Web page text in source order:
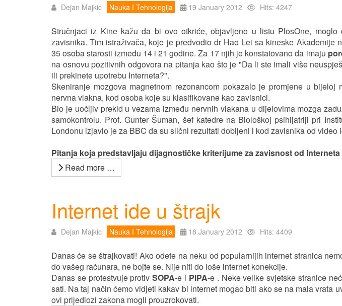
Dejan Majkic Nauka I Tehnologija 19 January 2012 Hits: 4247
Stručnjaci iz Kine kažu da bi ovo otkriće, objavljeno u listu PlosOne,
zavisnika. Tim istraživača, koje je predvodio dr Hao Lei sa kineske Akademije
35 osoba starosti između 14 i 21 godine. Za 17 njih je konstatovano da imaju
na osnovu pozitivnih odgovora na pitanja kao što je "Da li ste imali više
ili prekinete upotrebu Interneta?".
Skeniranje mozgova magnetnom rezonancom pokazalo je promjene u
nervna vlakna, kod osoba koje su klasifikovane kao zavisnici.
Bio je uočljiv prekid u vezama između nervnih vlakana u dijelovima mozga
samokontrolu. Prof. Gunter Šuman, šef katedre na Biološkoj psihijatriji pri
Londonu izjavio je za BBC da su slični rezultati dobijeni i kod zavisnika od video
Pitanja koja predstavljaju dijagnostičke kriterijume za zavisnost od Interneta
Read more …
Internet ide u štrajk
Dejan Majkic Nauka I Tehnologija 18 January 2012 Hits: 4409
Danas će se štrajkovati! Ako odete na neku od popularnijih internet stranica
do vašeg računara, ne bojte se. Nije niti do loše internet konekcije.
Danas se protestvuje protivSOPA-e i PIPA-e . Neke velike svjetske stranice
sati. Na taj način ćemo vidjeti kakav bi internet mogao biti ako se na mala vrata
ovi prijedlozi zakona mogli prouzrokovati.